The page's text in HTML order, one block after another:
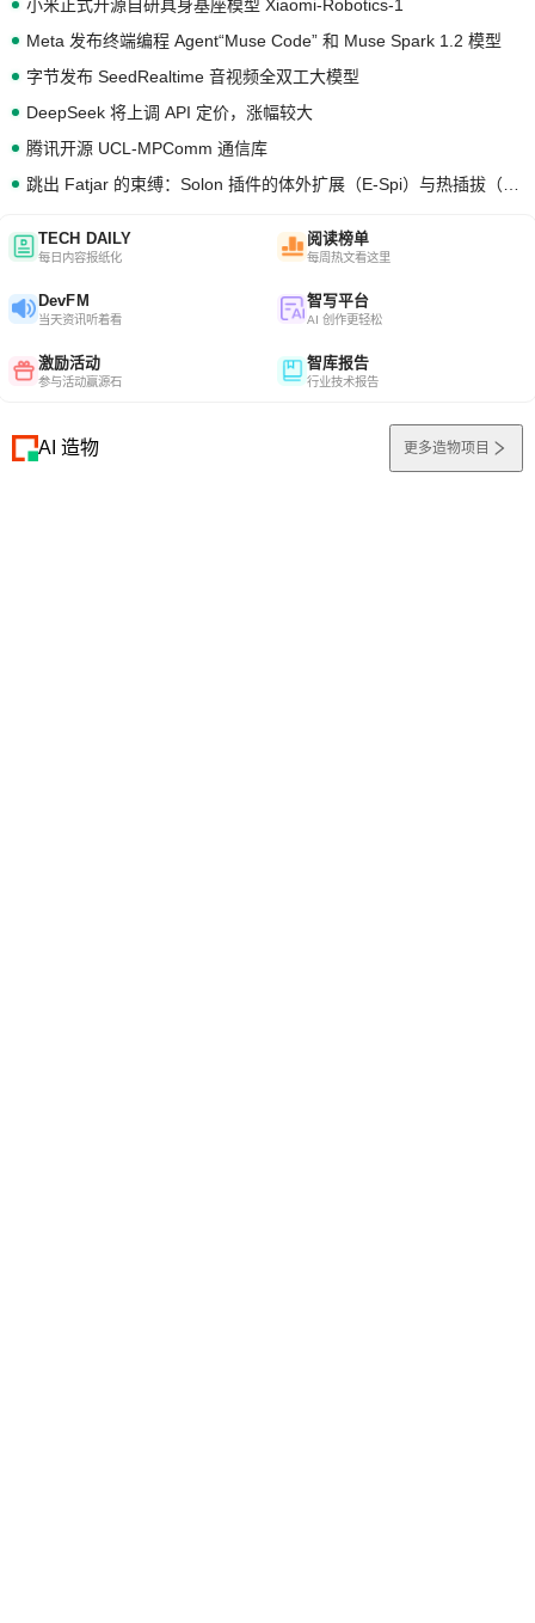
小米正式开源自研具身基座模型 Xiaomi-Robotics-1
Meta 发布终端编程 Agent“Muse Code” 和 Muse Spark 1.2 模型
字节发布 SeedRealtime 音视频全双工大模型
DeepSeek 将上调 API 定价，涨幅较大
腾讯开源 UCL-MPComm 通信库
TECH DAILY
每日内容报纸化
阅读榜单
每周热文看这里
DevFM
当天资讯听着看
智写平台
AI 创作更轻松
激励活动
参与活动赢源石
智库报告
行业技术报告
AI 造物 更多造物项目